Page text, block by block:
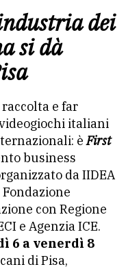
dei
si dà
e far
italiani
èFirst
business
da IIDEA
con Regione
e Agenzia ICE.
6 a venerdì 8
di Pisa,